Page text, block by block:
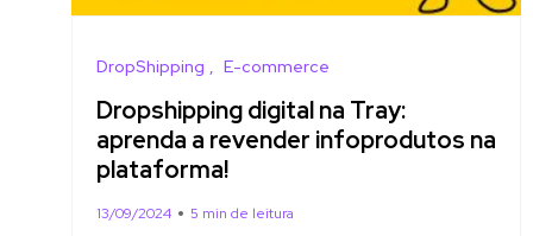
DropShipping E-commerce
Dropshipping digital na Tray:
aprenda a revender infoprodutos na
plataforma!
13/09/2024 5 min de leitura